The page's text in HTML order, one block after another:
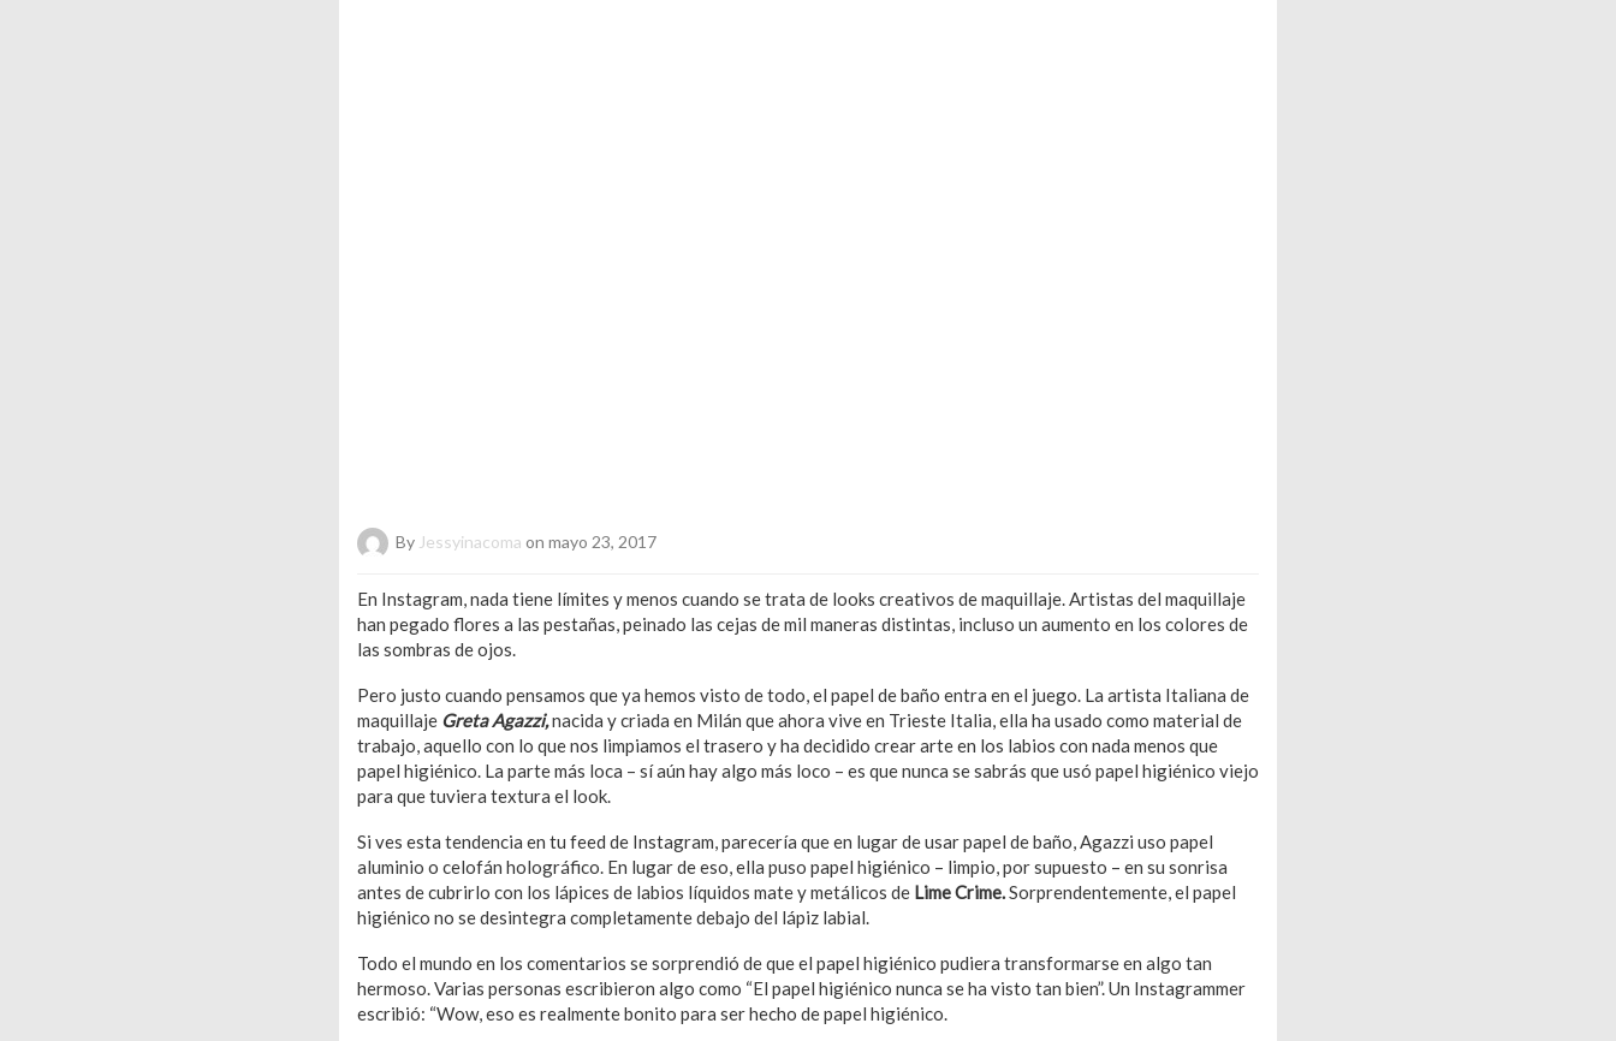
By Jessyinacoma on mayo 23, 2017
En Instagram, nada tiene límites y menos cuando se trata de looks creativos de maquillaje. Artistas del maquillaje
han pegado flores a las pestañas, peinado las cejas de mil maneras distintas, incluso un aumento en los colores de
las sombras de ojos.
Pero justo cuando pensamos que ya hemos visto de todo, el papel de baño entra en el juego. La artista Italiana de
maquillaje Greta Agazzi,nacida y criada en Milán que ahora vive en Trieste Italia, ella ha usado como material de
trabajo, aquello con lo que nos limpiamos el trasero y ha decidido crear arte en los labios con nada menos que
papel higiénico. La parte más loca – sí aún hay algo más loco – es que nunca se sabrás que usó papel higiénico viejo
para que tuviera textura el look.
Si ves esta tendencia en tu feed de Instagram, parecería que en lugar de usar papel de baño, Agazzi uso papel
aluminio o celofán holográfico. En lugar de eso, ella puso papel higiénico – limpio, por supuesto – en su sonrisa
antes de cubrirlo con los lápices de labios líquidos mate y metálicos de Lime Crime.Sorprendentemente, el papel
higiénico no se desintegra completamente debajo del lápiz labial.
Todo el mundo en los comentarios se sorprendió de que el papel higiénico pudiera transformarse en algo tan
hermoso. Varias personas escribieron algo como “El papel higiénico nunca se ha visto tan bien”. Un Instagrammer
escribió: “Wow, eso es realmente bonito para ser hecho de papel higiénico.